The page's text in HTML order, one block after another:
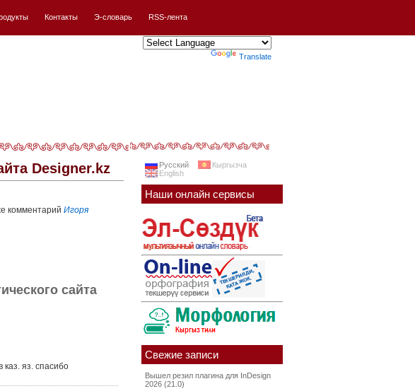
Контакты Э-словарь RSS-лента
Translate
Designer.kz
комментарий Игоря
сайта
яз. спасибо
Русский
Кыргызча
English
Наши онлайн сервисы
Свежие записи
Вышел резил плагина для InDesign
2026 (21.0)